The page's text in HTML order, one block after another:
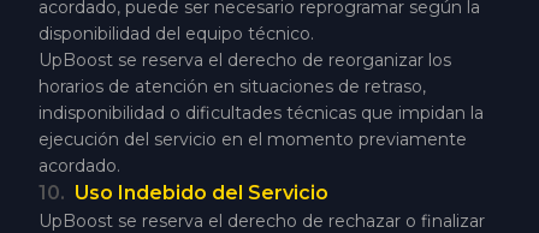
acordado, puede ser necesario reprogramar según la
disponibilidad del equipo técnico.
UpBoost se reserva el derecho de reorganizar los
horarios de atención en situaciones de retraso,
indisponibilidad o dificultades técnicas que impidan la
ejecución del servicio en el momento previamente
acordado.
10. Uso Indebido del Servicio
UpBoost se reserva el derecho de rechazar o finalizar